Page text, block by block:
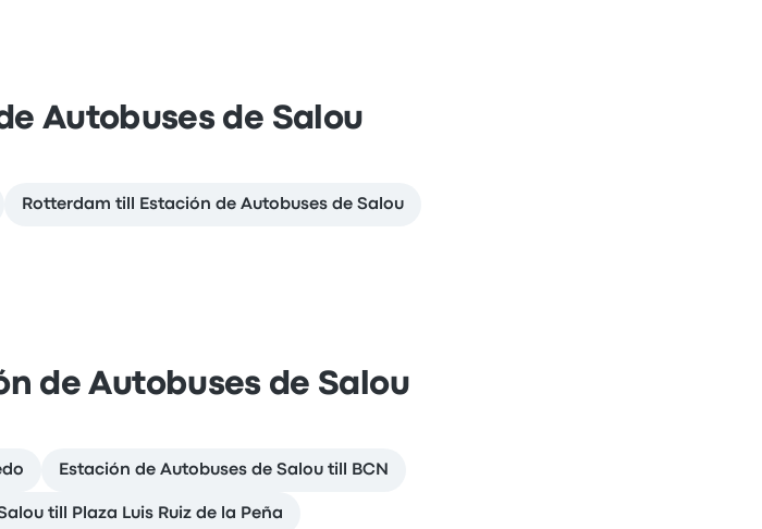
Autobuses de Salou
Rotterdam till Estación de Autobuses de Salou
de Autobuses de Salou
Estación de Autobuses de Salou till BCN
till Plaza Luis Ruiz de la Peña